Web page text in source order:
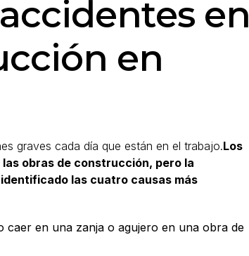
en
en
graves cada día que están en el trabajo.Los
obras de construcción, pero la
las cuatro causas más
caer en una zanja o agujero en una obra de